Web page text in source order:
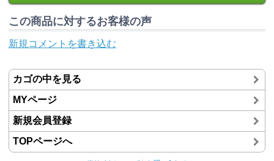
この商品に対するお客様の声
新規コメントを書き込む
カゴの中を見る
MYページ
新規会員登録
TOPページへ